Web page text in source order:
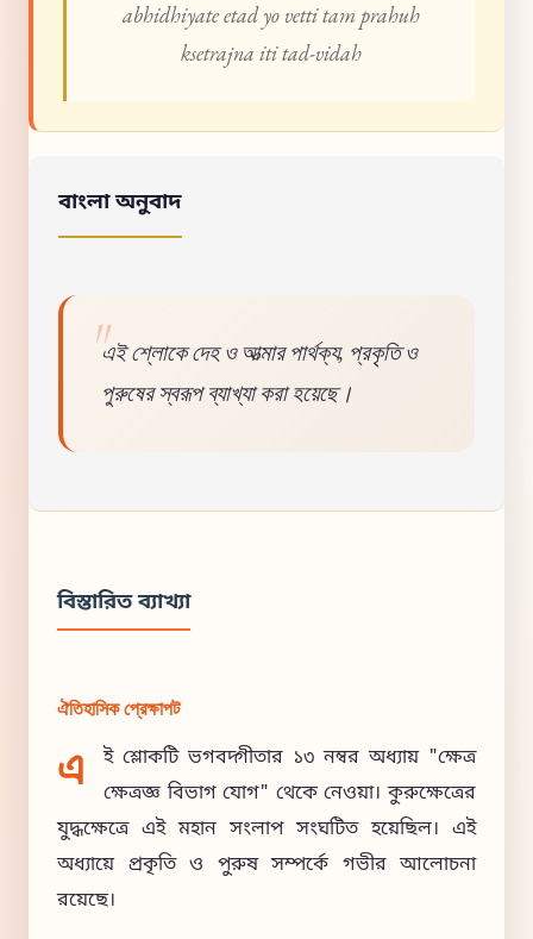
abhidhiyate etad yo vetti tam prahuh
ksetrajna iti tad-vidah
বাংলা অনুবাদ
এই শ্লোকে দেহ ও আত্মার পার্থক্য, প্রকৃতি ও
পুরুষের স্বরূপ ব্যাখ্যা করা হয়েছে।
বিস্তারিত ব্যাখ্যা
ঐতিহাসিক প্রেক্ষাপট
এ
ই শ্লোকটি ভগবদ্গীতার ১৩ নম্বর অধ্যায় "ক্ষেত্র
ক্ষেত্রজ্ঞ বিভাগ যোগ" থেকে নেওয়া। কুরুক্ষেত্রের
যুদ্ধক্ষেত্রে এই মহান সংলাপ সংঘটিত হয়েছিল। এই
অধ্যায়ে প্রকৃতি ও পুরুষ সম্পর্কে গভীর আলোচনা
রয়েছে।